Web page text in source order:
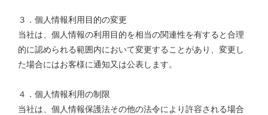
３．個人情報利用目的の変更
当社は、個人情報の利用目的を相当の関連性を有すると合理
的に認められる範囲内において変更することがあり、変更し
た場合にはお客様に通知又は公表します。
４．個人情報利用の制限
当社は、個人情報保護法その他の法令により許容される場合